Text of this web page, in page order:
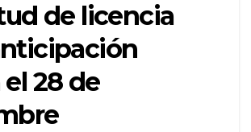
de licencia
28 de